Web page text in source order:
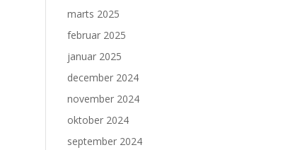
marts 2025
februar 2025
januar 2025
december 2024
november 2024
oktober 2024
september 2024